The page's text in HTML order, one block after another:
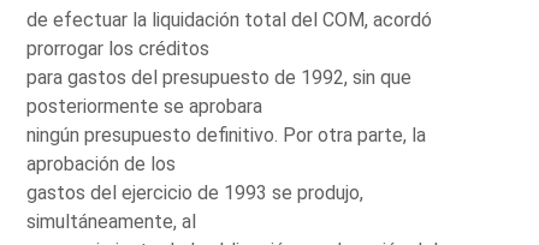
de efectuar la liquidación total del COM, acordó
prorrogar los créditos
para gastos del presupuesto de 1992, sin que
posteriormente se aprobara
ningún presupuesto definitivo. Por otra parte, la
aprobación de los
gastos del ejercicio de 1993 se produjo,
simultáneamente, al